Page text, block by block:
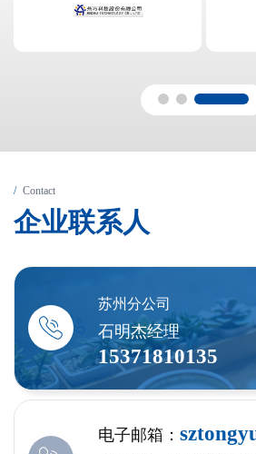
Contact
企业联系人
苏州分公司
石明杰经理
15371810135
电子邮箱：